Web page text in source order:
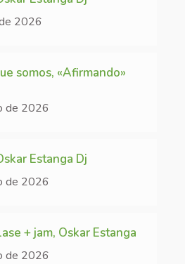
2026
somos, «Afirmando»
de 2026
Estanga Dj
de 2026
+ jam, Oskar Estanga
de 2026